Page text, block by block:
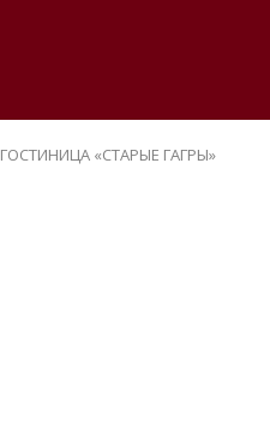
ГОСТИНИЦА «СТАРЫЕ ГАГРЫ»